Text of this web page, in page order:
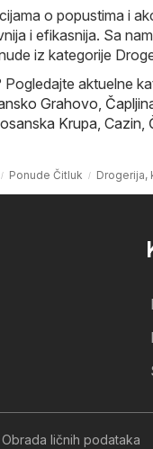
o popustima i
i efikasnija. Sa
iz kategorije
aktuelne
Grahovo
Krupa Cazin
Ponude Čitluk Drogerija,
Obrada ličnih podataka